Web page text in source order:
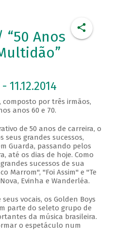
Anos
11.12.2014
composto por três irmãos,
anos 60 e 70.
de 50 anos de carreira, o
grandes sucessos,
Guarda, passando pelos
até os dias de hoje. Como
sucessos de sua
Marrom", "Foi Assim" e "Te
Evinha e Wanderléa.
vocais, os Golden Boys
parte do seleto grupo de
da música brasileira.
o espetáculo num